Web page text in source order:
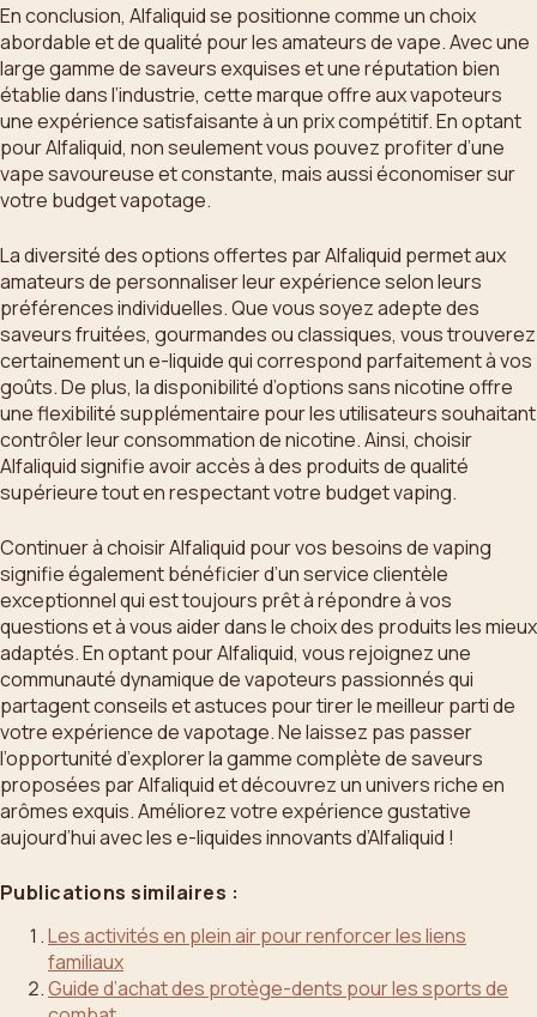
En conclusion, Alfaliquid se positionne comme un choix
abordable et de qualité pour les amateurs de vape. Avec une
large gamme de saveurs exquises et une réputation bien
établie dans l’industrie, cette marque offre aux vapoteurs
une expérience satisfaisante à un prix compétitif. En optant
pour Alfaliquid, non seulement vous pouvez profiter d’une
vape savoureuse et constante, mais aussi économiser sur
votre budget vapotage.
La diversité des options offertes par Alfaliquid permet aux
amateurs de personnaliser leur expérience selon leurs
préférences individuelles. Que vous soyez adepte des
saveurs fruitées, gourmandes ou classiques, vous trouverez
certainement un e-liquide qui correspond parfaitement à vos
goûts. De plus, la disponibilité d’options sans nicotine offre
une flexibilité supplémentaire pour les utilisateurs souhaitant
contrôler leur consommation de nicotine. Ainsi, choisir
Alfaliquid signifie avoir accès à des produits de qualité
supérieure tout en respectant votre budget vaping.
Continuer à choisir Alfaliquid pour vos besoins de vaping
signifie également bénéficier d’un service clientèle
exceptionnel qui est toujours prêt à répondre à vos
questions et à vous aider dans le choix des produits les mieux
adaptés. En optant pour Alfaliquid, vous rejoignez une
communauté dynamique de vapoteurs passionnés qui
partagent conseils et astuces pour tirer le meilleur parti de
votre expérience de vapotage. Ne laissez pas passer
l’opportunité d’explorer la gamme complète de saveurs
proposées par Alfaliquid et découvrez un univers riche en
arômes exquis. Améliorez votre expérience gustative
aujourd’hui avec les e-liquides innovants d’Alfaliquid !
Publications similaires :
Les activités en plein air pour renforcer les liens
familiaux
Guide d’achat des protège-dents pour les sports de